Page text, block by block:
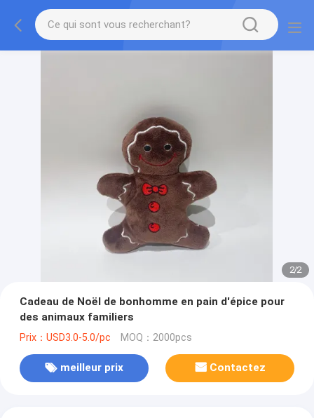
2/2
Cadeau de Noël de bonhomme en pain d'épice pour
des animaux familiers
Prix：USD3.0-5.0/pc MOQ：2000pcs
meilleur prix Contactez